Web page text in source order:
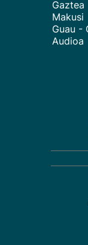
Gaztea
Makusi
Guau -
Audioa